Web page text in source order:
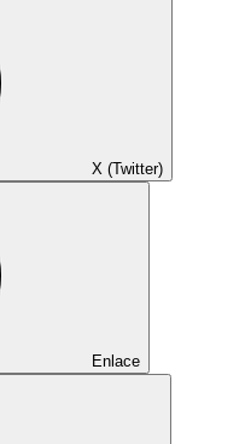
X (Twitter)
Enlace